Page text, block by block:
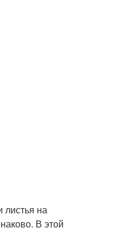
листья на
В этой